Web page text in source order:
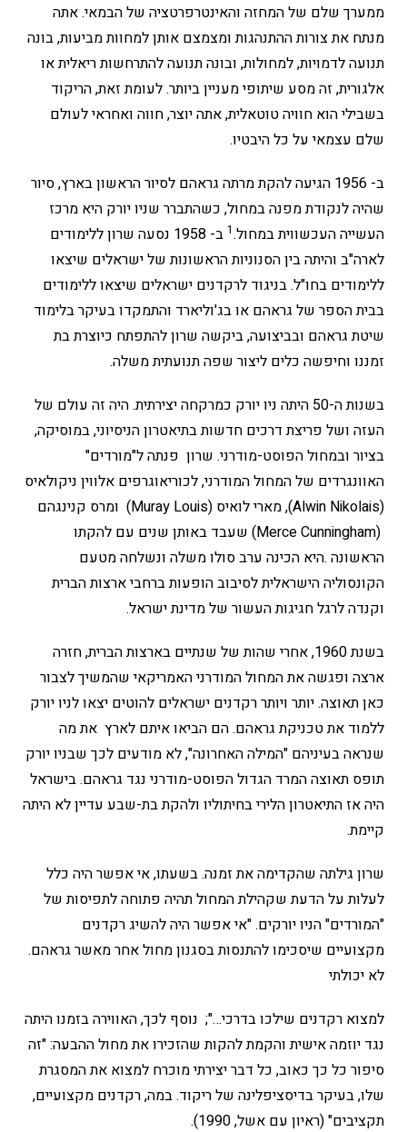
ממערך שלם של המחזה והאינטרפרטציה של הבמאי. אתה
מנתח את צורות ההתנהגות ומצמצם אותן למחוות מביעות, בונה
תנועה לדמויות, למחולות, ובונה תנועה להתרחשות ריאלית או
אלגורית, זה מסע שיתופי מעניין ביותר. לעומת זאת, הריקוד
בשבילי הוא חוויה טוטאלית, אתה יוצר, חווה ואחראי לעולם
שלם עצמאי על כל היבטיו.
ב- 1956 הגיעה להקת מרתה גראהם לסיור הראשון בארץ, סיור
שהיה לנקודת מפנה במחול, כשהתברר שניו יורק היא מרכז
העשייה העכשווית במחול.1
ב- 1958 נסעה שרון ללימודים
לארה"ב והיתה בין הסנוניות הראשונות של ישראלים שיצאו
ללימודים בחו"ל. בניגוד לרקדנים ישראלים שיצאו ללימודים
בבית הספר של גראהם או בג'וליארד והתמקדו בעיקר בלימוד
שיטת גראהם ובביצועה, ביקשה שרון להתפתח כיוצרת בת
זמננו וחיפשה כלים ליצור שפה תנועתית משלה.
בשנות ה-50 היתה ניו יורק כמרקחה יצירתית. היה זה עולם של
העזה ושל פריצת דרכים חדשות בתיאטרון הניסיוני, במוסיקה,
בציור ובמחול הפוסט-מודרני. שרון פנתה ל"מורדים"
האוונגרדים של המחול המודרני, לכוריאוגרפים אלווין ניקולאיס
(Alwin Nikolais), מארי לואיס (Muray Louis) ומרס קנינגהם
(Merce Cunningham) שעבד באותן שנים עם להקתו
הראשונה .היא הכינה ערב סולו משלה ונשלחה מטעם
הקונסוליה הישראלית לסיבוב הופעות ברחבי ארצות הברית
וקנדה לרגל חגיגות העשור של מדינת ישראל.
בשנת 1960, אחרי שהות של שנתיים בארצות הברית, חזרה
ארצה ופגשה את המחול המודרני האמריקאי שהמשיך לצבור
כאן תאוצה. יותר ויותר רקדנים ישראלים להוטים יצאו לניו יורק
ללמוד את טכניקת גראהם. הם הביאו איתם לארץ את מה
שנראה בעיניהם "המילה האחרונה", לא מודעים לכך שבניו יורק
תופס תאוצה המרד הגדול הפוסט-מודרני נגד גראהם. בישראל
היה אז התיאטרון הלירי בחיתוליו ולהקת בת-שבע עדיין לא היתה
קיימת.
שרון גילתה שהקדימה את זמנה. בשעתו, אי אפשר היה כלל
לעלות על הדעת שקהילת המחול תהיה פתוחה לתפיסות של
"המורדים" הניו יורקים. "אי אפשר היה להשיג רקדנים
מקצועיים שיסכימו להתנסות בסגנון מחול אחר מאשר גראהם.
לא יכולתי
למצוא רקדנים שילכו בדרכי…"; נוסף לכך, האווירה בזמנו היתה
נגד יוזמה אישית והקמת להקות שהזכירו את מחול ההבעה: "זה
סיפור כל כך כאוב, כל דבר יצירתי מוכרח למצוא את המסגרת
שלו, בעיקר בדיסציפלינה של ריקוד. במה, רקדנים מקצועיים,
תקציבים" (ראיון עם אשל, 1990).